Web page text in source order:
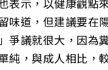
表示，以健康觀點
味道，但建議要在
爭議就很大，因為
純，與成人相比，